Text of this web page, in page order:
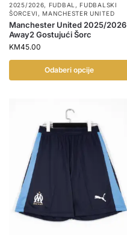
2025/2026, FUDBAL ,FUDBALSKI
ŠORCEVI ,MANCHESTER UNITED
Manchester United 2025/2026
Away2 Gostujući Šorc
KM45.00
Odaberi opcije